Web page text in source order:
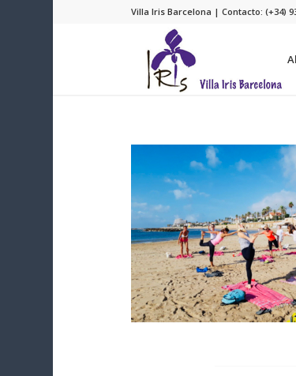
Villa Iris Barcelona | Contacto: (+34)